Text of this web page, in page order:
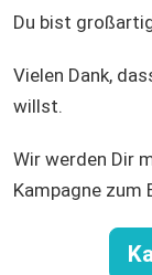
Du bist
Vielen Dank,
willst.
Wir werden Dir
Kampagne zum